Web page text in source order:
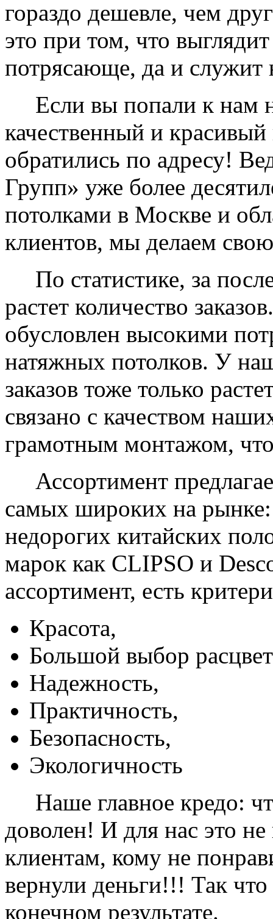
гораздо дешевле, чем
это при том, что
потрясающе, да и служит
Если вы попали к нам
качественный и
обратились по адресу!
Групп» уже более
потолками в Москве и
клиентов, мы делаем
По статистике, за
растет количество
обусловлен высокими
натяжных потолков. У
заказов тоже только
связано с качеством
грамотным монтажом,
Ассортимент
самых широких на
недорогих китайских
марок как CLIPSO и
ассортимент, есть
Красота,
Большой выбор
Надежность,
Практичность,
Безопасность,
Экологичность
Наше главное кредо:
доволен! И для нас это
клиентам, кому не
вернули деньги!!! Так
конечном результате.